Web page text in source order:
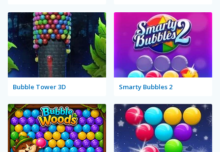
Bubble Tower 3D Smarty Bubbles 2